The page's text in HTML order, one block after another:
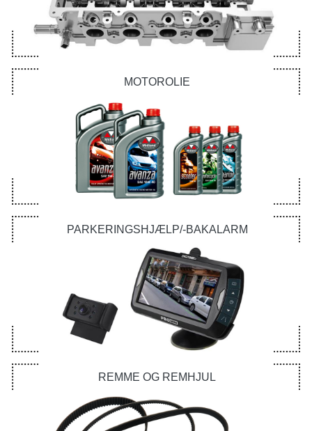
MOTOROLIE
PARKERINGSHJÆLP/-BAKALARM
REMME OG REMHJUL